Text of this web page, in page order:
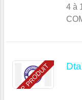
4 à
TOP PRODUIT